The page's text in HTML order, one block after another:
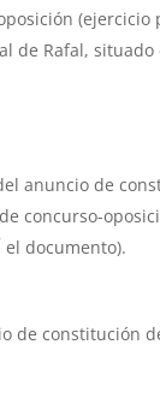
de Rafal, situado
anuncio de
concurso-
el documento).
de constitución